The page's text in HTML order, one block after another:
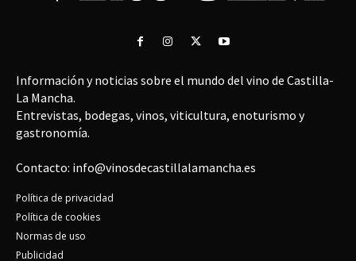
Información y noticias sobre el mundo del vino de Castilla-
La Mancha.
Entrevistas, bodegas, vinos, viticultura, enoturismo y
gastronomía.
Contacto: info@vinosdecastillalamancha.es
Política de privacidad
Política de cookies
Normas de uso
Publicidad